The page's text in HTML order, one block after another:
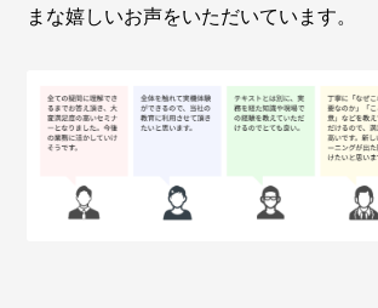
まな嬉しいお声をいただいています。